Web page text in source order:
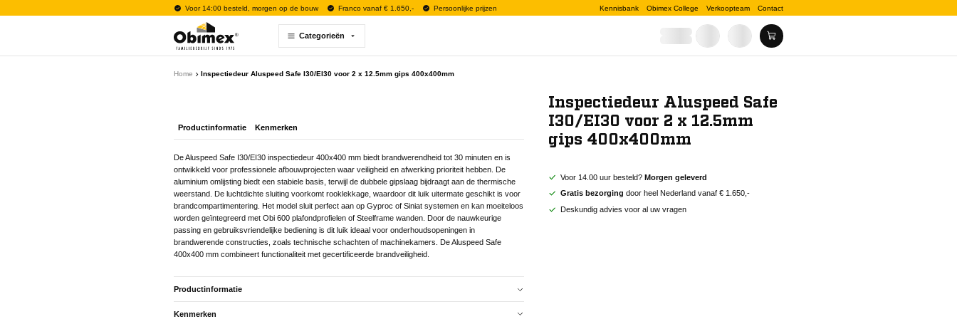
Voor 14:00 besteld, morgen op de bouw Franco vanaf € 1.650,- Persoonlijke prijzen Kennisbank Obimex College Verkoopteam Contact
Categorieën
Home Inspectiedeur Aluspeed Safe I30/EI30 voor 2 x 12.5mm gips 400x400mm
Inspectiedeur Aluspeed Safe
I30/EI30 voor 2 x 12.5mm
gips 400x400mm
Voor 14.00 uur besteld? Morgen geleverd
Gratis bezorging door heel Nederland vanaf € 1.650,-
Deskundig advies voor al uw vragen
Productinformatie Kenmerken
De Aluspeed Safe I30/EI30 inspectiedeur 400x400 mm biedt brandwerendheid tot 30 minuten en is
ontwikkeld voor professionele afbouwprojecten waar veiligheid en afwerking prioriteit hebben. De
aluminium omlijsting biedt een stabiele basis, terwijl de dubbele gipslaag bijdraagt aan de thermische
weerstand. De luchtdichte sluiting voorkomt rooklekkage, waardoor dit luik uitermate geschikt is voor
brandcompartimentering. Het model sluit perfect aan op Gyproc of Siniat systemen en kan moeiteloos
worden geïntegreerd met Obi 600 plafondprofielen of Steelframe wanden. Door de nauwkeurige
passing en gebruiksvriendelijke bediening is dit luik ideaal voor onderhoudsopeningen in
brandwerende constructies, zoals technische schachten of machinekamers. De Aluspeed Safe
400x400 mm combineert functionaliteit met gecertificeerde brandveiligheid.
Productinformatie
De Aluspeed Safe I30/EI30 inspectiedeur 400x400 mm biedt brandwerendheid tot 30 minuten en is
Kenmerken